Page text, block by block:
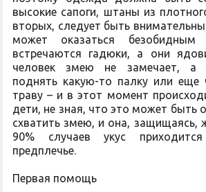
высокие сапоги, штаны из
вторых, следует быть
может оказаться
встречаются гадюки, а они
человек змею не замечает, а
поднять какую-то палку или еще
траву – и в этот момент
дети, не зная, что это может быть
схватить змею, и она, защищаясь,
90% случаев укус
предплечье.
Первая помощь